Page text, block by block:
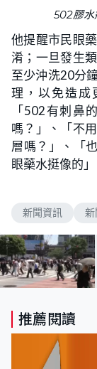
502膠水
他提醒市民眼
淆；一旦發生
至少沖洗20分
理，以免造成
「502有刺鼻
嗎？」、「不
層嗎？」、「
眼藥水挺像的」
新聞資訊 新
推薦閱讀